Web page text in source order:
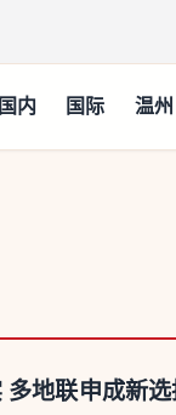
国内 国际 温州
多地联申成新